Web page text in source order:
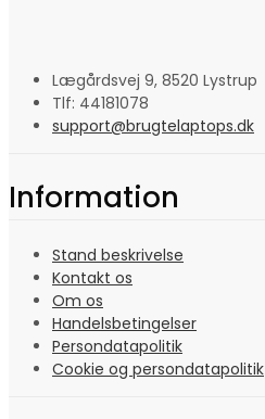
Lægårdsvej 9, 8520 Lystrup
Tlf: 44181078
support@brugtelaptops.dk
Information
Stand beskrivelse
Kontakt os
Om os
Handelsbetingelser
Persondatapolitik
Cookie og persondatapolitik